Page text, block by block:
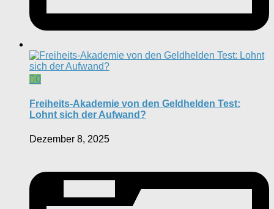
0
Freiheits-Akademie von den Geldhelden Test:
Lohnt sich der Aufwand?
Dezember 8, 2025